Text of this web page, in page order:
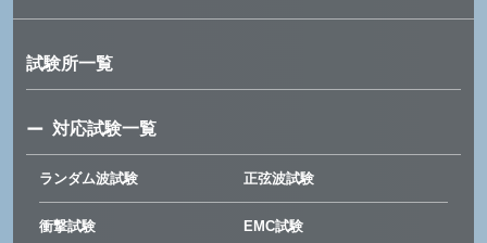
試験所一覧
対応試験一覧
ランダム波試験 正弦波試験
衝撃試験 EMC試験